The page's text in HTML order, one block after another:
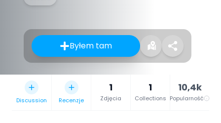
Byłem tam
Discussion Recenzje
1
Zdjęcia
1
Collections
10,4k
Popularność